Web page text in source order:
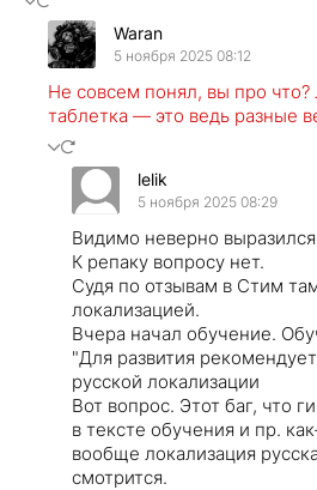
Waran
5 ноября 2025 08:12
Не совсем понял, вы про что?
таблетка — это ведь разные
lelik
5 ноября 2025 08:29
Видимо неверно
К репаку вопросу нет.
Судя по отзывам в Стим
локализацией.
Вчера начал обучение.
"Для развития
русской локализации
Вот вопрос. Этот баг, что
в тексте обучения и пр.
вообще локализация
смотрится.